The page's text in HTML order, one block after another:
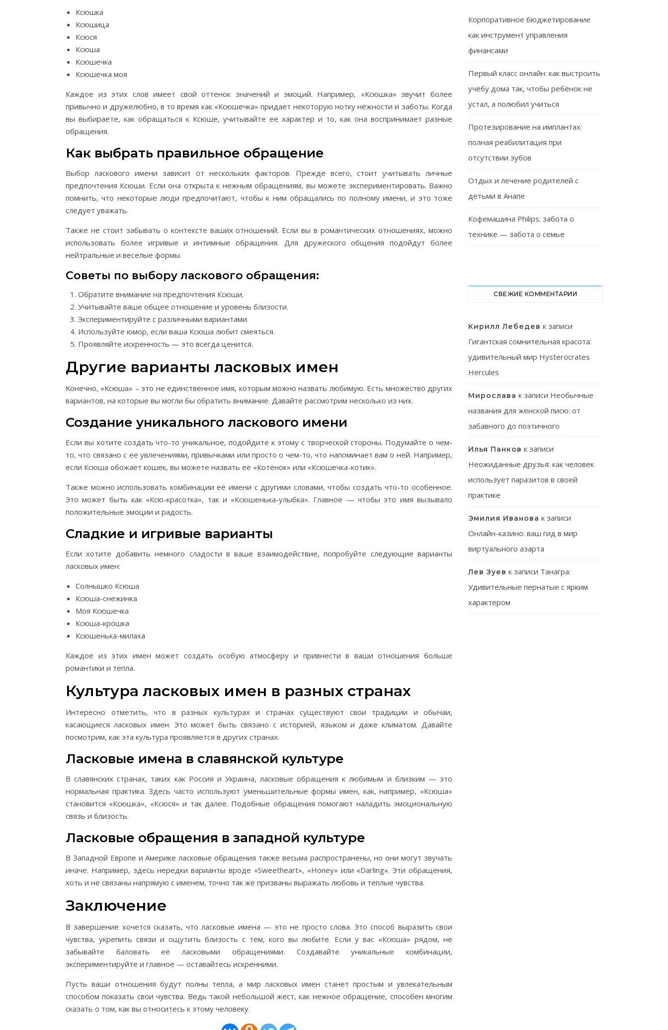
Ксюшка
Ксюшица
Ксюся
Ксюша
Ксюшечка
Ксюшечка моя
Каждое из этих слов имеет свой оттенок значений и эмоций. Например, «Ксюшка» звучит более
привычно и дружелюбно, в то время как «Ксюшечка» придает некоторую нотку нежности и заботы. Когда
вы выбираете, как обращаться к Ксюше, учитывайте ее характер и то, как она воспринимает разные
обращения.
Как выбрать правильное обращение
Выбор ласкового имени зависит от нескольких факторов. Прежде всего, стоит учитывать личные
предпочтения Ксюши. Если она открыта к нежным обращениям, вы можете экспериментировать. Важно
помнить, что некоторые люди предпочитают, чтобы к ним обращались по полному имени, и это тоже
следует уважать.
Также не стоит забывать о контексте ваших отношений. Если вы в романтических отношениях, можно
использовать более игривые и интимные обращения. Для дружеского общения подойдут более
нейтральные и веселые формы.
Советы по выбору ласкового обращения:
Обратите внимание на предпочтения Ксюши.
Учитывайте ваше общее отношение и уровень близости.
Экспериментируйте с различными вариантами.
Используйте юмор, если ваша Ксюша любит смеяться.
Проявляйте искренность — это всегда ценится.
Другие варианты ласковых имен
Конечно, «Ксюша» – это не единственное имя, которым можно назвать любимую. Есть множество других
вариантов, на которые вы могли бы обратить внимание. Давайте рассмотрим несколько из них.
Создание уникального ласкового имени
Если вы хотите создать что-то уникальное, подойдите к этому с творческой стороны. Подумайте о чем-
то, что связано с ее увлечениями, привычками или просто о чем-то, что напоминает вам о ней. Например,
если Ксюша обожает кошек, вы можете назвать её «Котёнок» или «Ксюшечка-котик».
Также можно использовать комбинации её имени с другими словами, чтобы создать что-то особенное.
Это может быть как «Ксю-красотка», так и «Ксюшенька-улыбка». Главное — чтобы это имя вызывало
положительные эмоции и радость.
Сладкие и игривые варианты
Если хотите добавить немного сладости в ваше взаимодействие, попробуйте следующие варианты
ласковых имен:
Солнышко Ксюша
Ксюша-снежинка
Моя Ксюшечка
Ксюша-крошка
Ксюшенька-милаха
Каждое из этих имен может создать особую атмосферу и привнести в ваши отношения больше
романтики и тепла.
Культура ласковых имен в разных странах
Интересно отметить, что в разных культурах и странах существуют свои традиции и обычаи,
касающиеся ласковых имен. Это может быть связано с историей, языком и даже климатом. Давайте
посмотрим, как эта культура проявляется в других странах.
Ласковые имена в славянской культуре
В славянских странах, таких как Россия и Украина, ласковые обращения к любимым и близким — это
нормальная практика. Здесь часто используют уменьшительные формы имен, как, например, «Ксюша»
становится «Ксюшка», «Ксюся» и так далее. Подобные обращения помогают наладить эмоциональную
связь и близость.
Ласковые обращения в западной культуре
В Западной Европе и Америке ласковые обращения также весьма распространены, но они могут звучать
иначе. Например, здесь нередки варианты вроде «Sweetheart», «Honey» или «Darling». Эти обращения,
хоть и не связаны напрямую с именем, точно так же призваны выражать любовь и теплые чувства.
Заключение
В завершение хочется сказать, что ласковые имена — это не просто слова. Это способ выразить свои
чувства, укрепить связи и ощутить близость с тем, кого вы любите. Если у вас «Ксюша» рядом, не
забывайте баловать её ласковыми обращениями. Создавайте уникальные комбинации,
экспериментируйте и главное — оставайтесь искренними.
Пусть ваши отношения будут полны тепла, а мир ласковых имен станет простым и увлекательным
способом показать свои чувства. Ведь такой небольшой жест, как нежное обращение, способен многим
сказать о том, как вы относитесь к этому человеку.
Корпоративное бюджетирование
как инструмент управления
финансами
Первый класс онлайн: как выстроить
учёбу дома так, чтобы ребёнок не
устал, а полюбил учиться
Протезирование на имплантах:
полная реабилитация при
отсутствии зубов
Отдых и лечение родителей с
детьми в Анапе
Кофемашина Philips: забота о
технике — забота о семье
СВЕЖИЕ КОММЕНТАРИИ
Кирилл Лебедев к записи
Гигантская сомнительная красота:
удивительный мир Hysterocrates
Hercules
Мирослава к записи Необычные
названия для женской писю: от
забавного до поэтичного
Илья Панков к записи
Неожиданные друзья: как человек
использует паразитов в своей
практике
Эмилия Иванова к записи
Онлайн-казино: ваш гид в мир
виртуального азарта
Лев Зуев к записи Танагра:
Удивительные пернатые с ярким
характером